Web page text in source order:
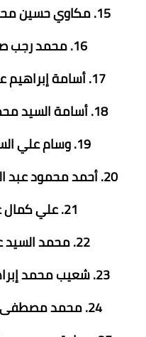
15. مكاوي حسين محمد حسين مكاوي الشرقية
16. محمد رجب صديق عبد الله الشرقية
17. أسامة إبراهيم عبد الله دعموس المنوفية
18. أسامة السيد محمد حسن سعفان المنوفية
19. وسام علي السيد متولي الإسكندرية
20. أحمد محمود عبد الرحمن أبو طالب الإسكندرية
21. علي كمال علي طه الإسكندرية
22. محمد السيد علي سالم الإسماعيلية
23. شعيب محمد إبراهيم عبد الجواد كفر الشيخ
24. محمد مصطفى محمد رضوان كفر الشيخ